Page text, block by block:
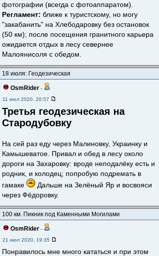
фотографии (всегда с фотоаппаратом).
Регламент: ближе к туристскому, но могу
"закабанить" на Хлебодаровку без остановок
(50 км); после посещения гранитного карьера
ожидается отдых в лесу севернее
Малоянисоля с обедом.
18 июля: Геодезическая
OsmRider -
11 июл 2020, 20:57
Третья геодезическая на
Стародубовку
На сей раз еду через Малиновку, Украинку и
Камышеватое. Привал и обед в лесу около
дороги на Захаровку: вроде неподалёку есть и
родник, и колодец; попробую подремать в
гамаке
Дальше на Зелёный Яр и восвояси
через Фёдоровку.
100 км. Пикник под Каменными Могилами
OsmRider -
21 июл 2020, 19:35
Понравилось мне много кататься и при этом